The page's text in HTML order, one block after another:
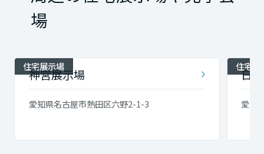
場
住宅展示場
神宮展示場
愛知県名古屋市熱田区六野2-1-3
住宅展
日
愛知